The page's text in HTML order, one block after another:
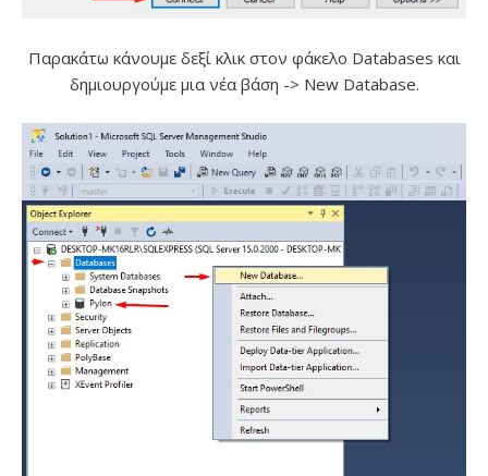
Παρακάτω κάνουμε δεξί κλικ στον φάκελο Databases και
δημιουργούμε μια νέα βάση -> New Database.